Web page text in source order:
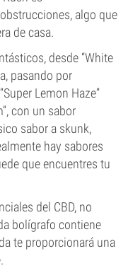
algo que
de casa.
desde “White
pasando por
Lemon Haze”
con un sabor
sabor a skunk,
hay sabores
que encuentres tu
del CBD, no
bolígrafo contiene
te proporcionará una